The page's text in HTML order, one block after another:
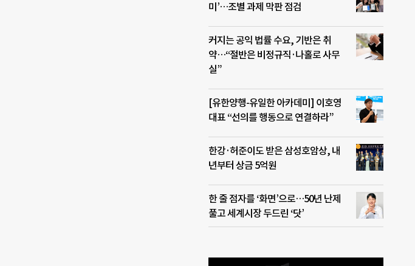
미’…조별 과제 막판 점검
커지는 공익 법률 수요, 기반은 취
약…“절반은 비정규직·나홀로 사무
실”
[유한양행-유일한 아카데미] 이호영
대표 “선의를 행동으로 연결하라”
한강·허준이도 받은 삼성호암상, 내
년부터 상금 5억원
한 줄 점자를 ‘화면’으로…50년 난제
풀고 세계시장 두드린 ‘닷’